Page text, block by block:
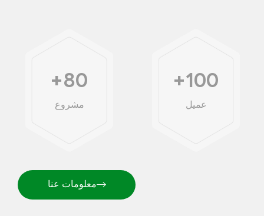
+80
مشروع
+100
عميل
معلومات عنا